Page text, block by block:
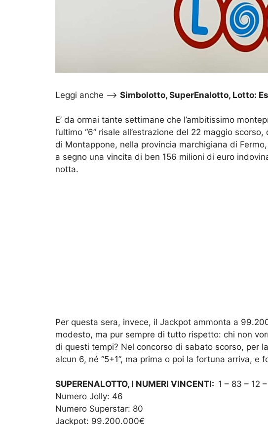
Leggi anche –> Simbolotto, SuperEnalotto, Lotto:
E’ da ormai tante settimane che l’ambitissimo
l’ultimo “6” risale all’estrazione del 22 maggio
di Montappone, nella provincia marchigiana di
a segno una vincita di ben 156 milioni di euro
notta.
Per questa sera, invece, il Jackpot ammonta a
modesto, ma pur sempre di tutto rispetto: chi non
di questi tempi? Nel concorso di sabato scorso, per
alcun 6, né “5+1”, ma prima o poi la fortuna arriva, e
SUPERENALOTTO, I NUMERI VINCENTI: 1 – 83 – 12
Numero Jolly: 46
Numero Superstar: 80
Jackpot: 99.200.000€